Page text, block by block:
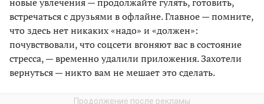
встречаться с друзьями в офлайне. Главное — помните,
что здесь нет никаких «надо» и «должен»:
почувствовали, что соцсети вгоняют вас в состояние
стресса, — временно удалили приложения. Захотели
вернуться — никто вам не мешает это сделать.